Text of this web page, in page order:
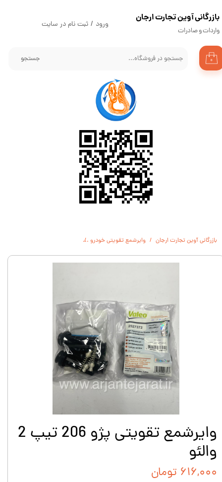
جستجو ۰
ورود / ثبت نام در سایت
حساب کاربری من
تغییر گذر واژه
سفارشات
​بازرگانی آوین تجارت ارجان
واردات و صادرات
بازرگانی آوین تجارت ارجان وایرشمع تقویتی خودرو
وایرشمع تقویتی پژو 206 تیپ 2
والئو
۶۱۶,۰۰۰ تومان